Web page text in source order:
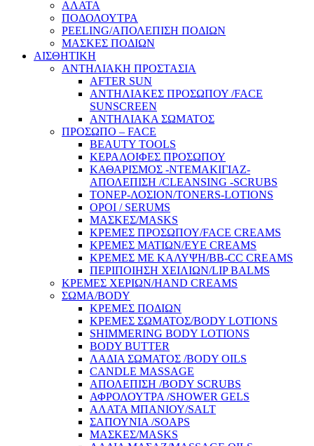
ΑΛΑΤΑ
ΠΟΔΟΛΟΥΤΡΑ
PEELING/ΑΠΟΛΕΠΙΣΗ ΠΟΔΙΩΝ
ΜΑΣΚΕΣ ΠΟΔΙΩΝ
ΑΙΣΘΗΤΙΚΗ
ΑΝΤΗΛΙΑΚΗ ΠΡΟΣΤΑΣΙΑ
AFTER SUN
ΑΝΤΗΛΙΑΚΕΣ ΠΡΟΣΩΠΟΥ /FACE
SUNSCREEN
ΑΝΤΗΛΙΑΚΑ ΣΩΜΑΤΟΣ
ΠΡΟΣΩΠΟ – FACE
BEAUTY TOOLS
ΚΕΡΑΛΟΙΦΕΣ ΠΡΟΣΩΠΟΥ
ΚΑΘΑΡΙΣΜΟΣ -ΝΤΕΜΑΚΙΓΙΑΖ-
ΑΠΟΛΕΠΙΣΗ /CLEANSING -SCRUBS
ΤΟΝΕΡ-ΛΟΣΙΟΝ/TONERS-LOTIONS
ΟΡΟΙ / SERUMS
ΜΑΣΚΕΣ/MASKS
ΚΡΕΜΕΣ ΠΡΟΣΩΠΟΥ/FACE CREAMS
ΚΡΕΜΕΣ ΜΑΤΙΩΝ/EYE CREAMS
ΚΡΕΜΕΣ ΜΕ ΚΑΛΥΨΗ/BB-CC CREAMS
ΠΕΡΙΠΟΙΗΣΗ ΧΕΙΛΙΩΝ/LIP BALMS
ΚΡΕΜΕΣ ΧΕΡΙΩΝ/HAND CREAMS
ΣΩΜΑ/BODY
ΚΡΕΜΕΣ ΠΟΔΙΩΝ
ΚΡΕΜΕΣ ΣΩΜΑΤΟΣ/BODY LOTIONS
SHIMMERING BODY LOTIONS
BODY BUTTER
ΛΑΔΙΑ ΣΩΜΑΤΟΣ /BODY OILS
CANDLE MASSAGE
ΑΠΟΛΕΠΙΣΗ /BODY SCRUBS
ΑΦΡΟΛΟΥΤΡΑ /SHOWER GELS
ΑΛΑΤΑ ΜΠΑΝΙΟΥ/SALT
ΣΑΠΟΥΝΙΑ /SOAPS
ΜΑΣΚΕΣ/MASKS